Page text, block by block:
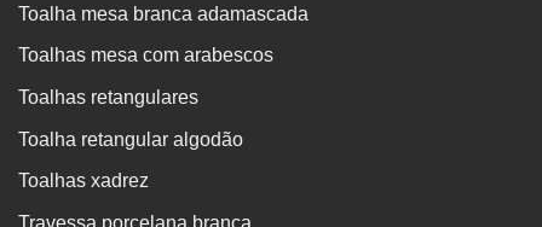
Toalha mesa branca adamascada
Toalhas mesa com arabescos
Toalhas retangulares
Toalha retangular algodão
Toalhas xadrez
Travessa porcelana branca